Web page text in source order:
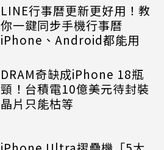
LINE行事曆更新更好用！教
你一鍵同步手機行事曆
iPhone、Android都能用
DRAM奇缺成iPhone 18瓶
頸！台積電10億美元待封裝
晶片只能枯等